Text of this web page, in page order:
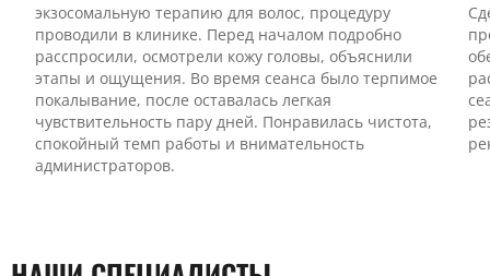
экзосомальную терапию для волос, процедуру
проводили в клинике. Перед началом подробно
расспросили, осмотрели кожу головы, объяснили
этапы и ощущения. Во время сеанса было терпимое
покалывание, после оставалась легкая
чувствительность пару дней. Понравилась чистота,
спокойный темп работы и внимательность
администраторов.